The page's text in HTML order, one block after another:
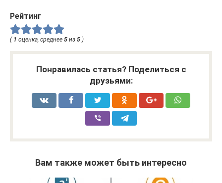
Рейтинг
( 1 оценка, среднее 5 из 5 )
Понравилась статья? Поделиться с
друзьями:
Вам также может быть интересно